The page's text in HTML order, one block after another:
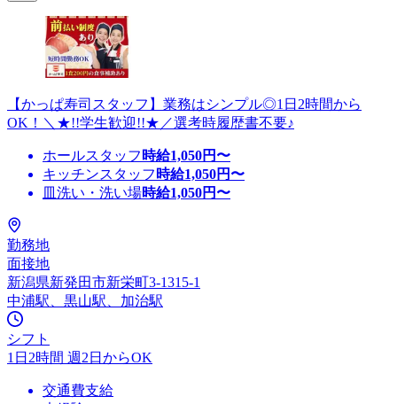
【かっぱ寿司スタッフ】業務はシンプル◎1日2時間から
OK！＼★!!学生歓迎!!★／選考時履歴書不要♪
ホールスタッフ 時給1,050円〜
キッチンスタッフ 時給1,050円〜
皿洗い・洗い場時給1,050円〜
勤務地
面接地
新潟県新発田市新栄町3-1315-1
中浦駅、黒山駅、加治駅
シフト
1日2時間 週2日からOK
交通費支給